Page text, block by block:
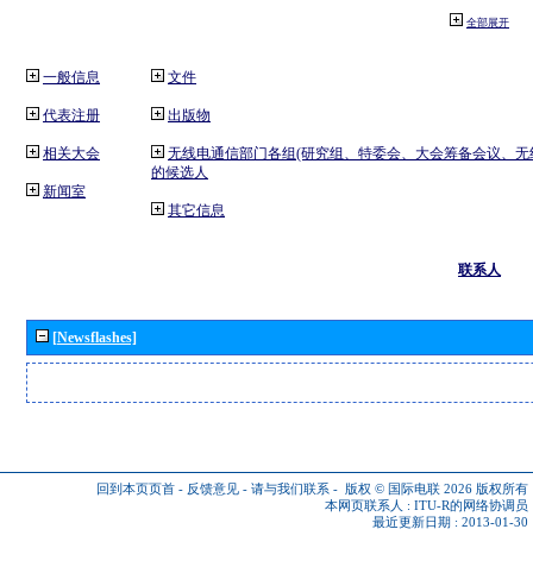
全部展开
一般信息
代表注册
相关大会
新闻室
文件
出版物
无线电通信部门各组(研究组、特委会、大会筹备会议、
的候选人
其它信息
联系人
[Newsflashes]
回到本页页首 - 反馈意见 - 请与我们联系 - 版权 © 国际电联 2026 版权所有
本网页联系人 : ITU-R的网络协调员
最近更新日期 : 2013-01-30